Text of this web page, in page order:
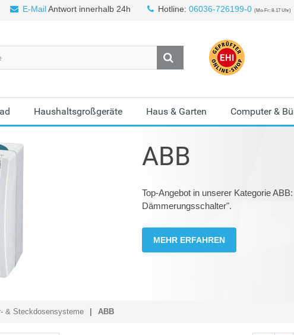
E-MailAntwort innerhalb 24h Hotline: 06036-726199-0 (Mo-Fr: 8-17 Uhr)
Haushaltsgroßgeräte Haus & Garten Computer &
ABB
Top-Angebot in unserer Kategorie
Dämmerungsschalter".
MEHR ERFAHREN
& Steckdosensysteme ABB